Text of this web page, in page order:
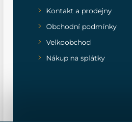
Kontakt a prodejny
Obchodní podmínky
Velkoobchod
Nákup na splátky